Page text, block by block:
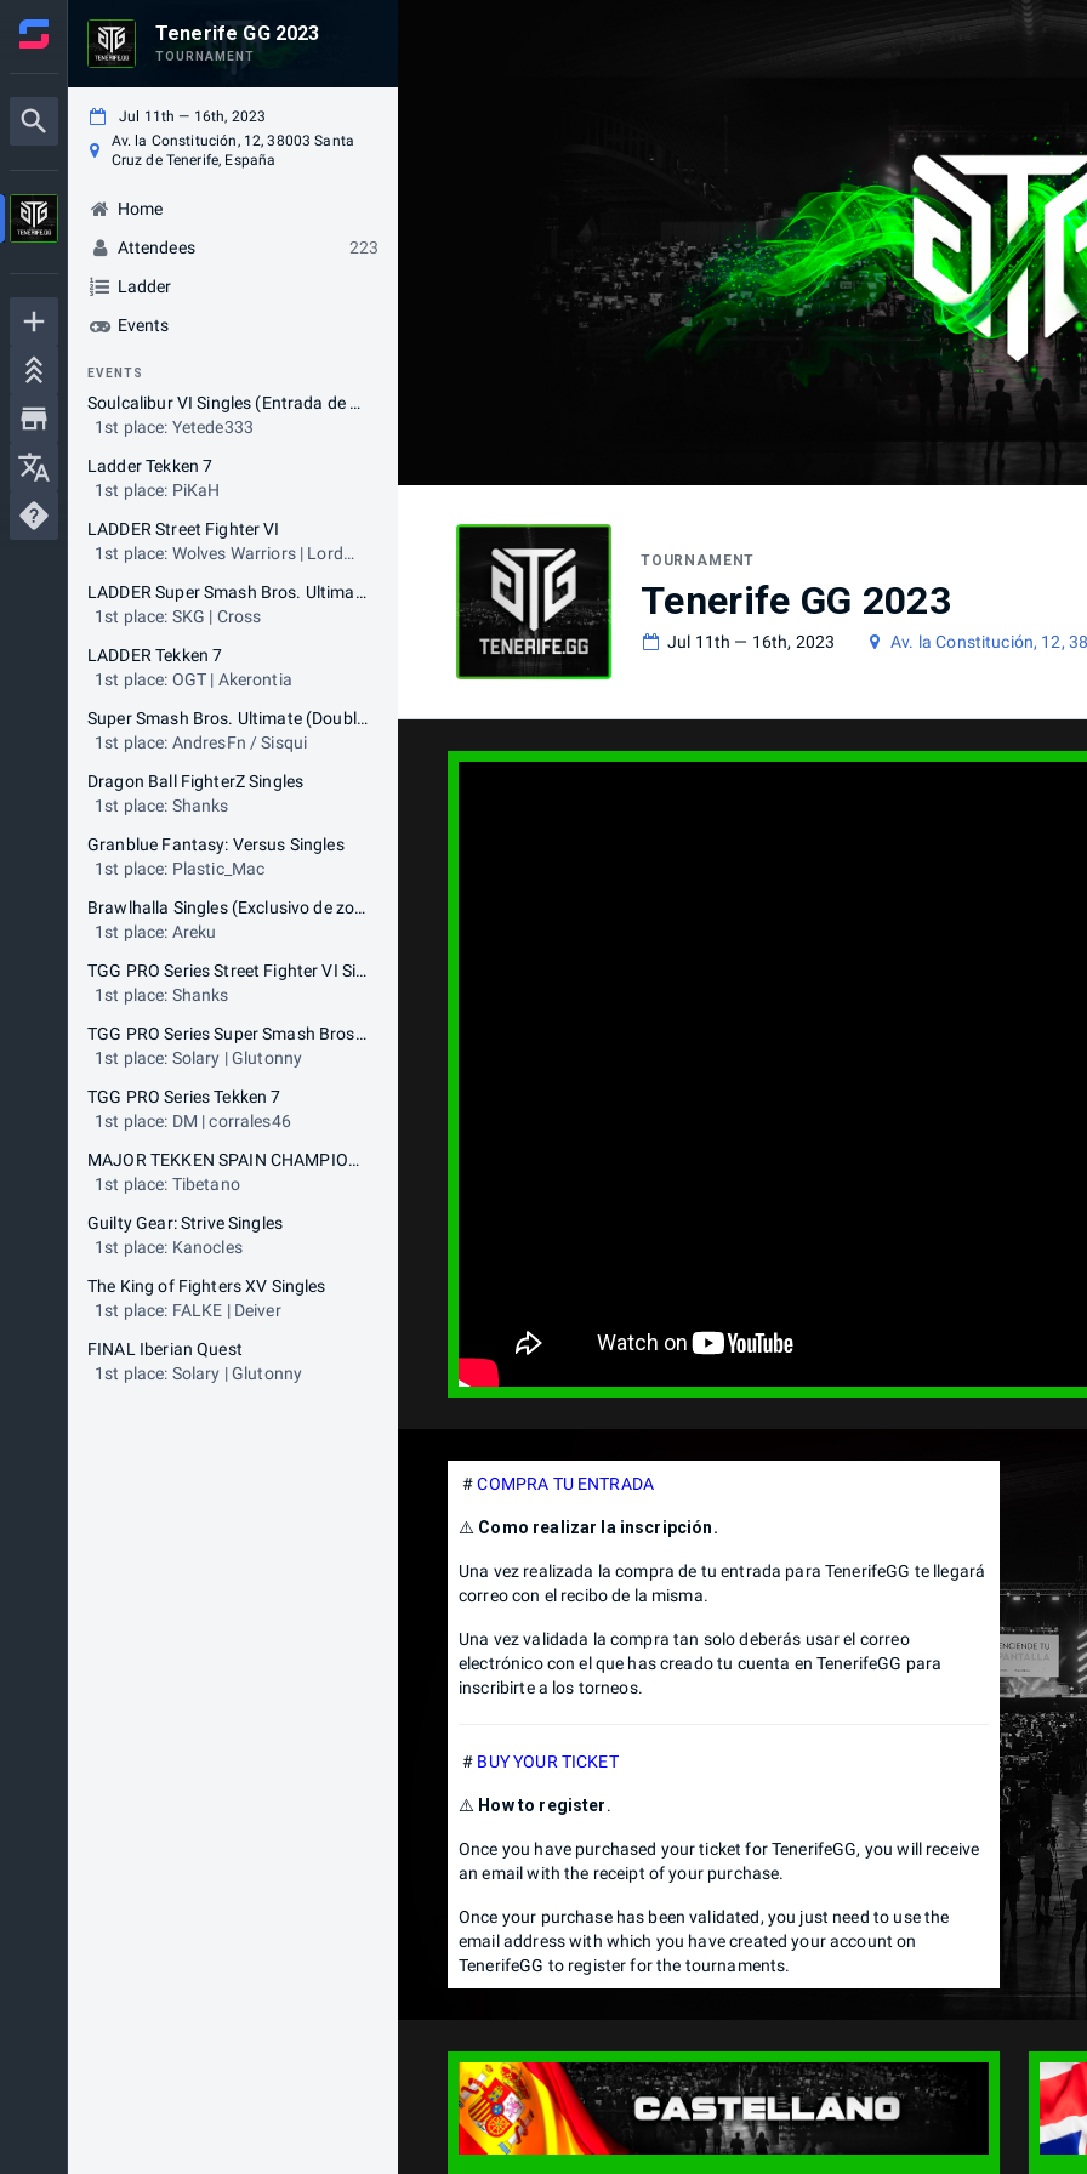
Tenerife GG 2023
TOURNAMENT
Jul 11th — 16th, 2023
Av. la Constitución, 12, 38003 Santa
Cruz de Tenerife, España
Home
Attendees
223
Ladder
Events
EVENTS
Soulcalibur VI Singles (Entrada de visitante)
1st place: Yetede333
Ladder Tekken 7
1st place: PiKaH
LADDER Street Fighter VI
1st place: Wolves Warriors | Lord
LADDER Super Smash Bros. Ultimate
1st place: SKG | Cross
LADDER Tekken 7
1st place: OGT | Akerontia
Super Smash Bros. Ultimate (Doubles)
1st place: AndresFn / Sisqui
Dragon Ball FighterZ Singles
1st place: Shanks
Granblue Fantasy: Versus Singles
1st place: Plastic_Mac
Brawlhalla Singles (Exclusivo de zona LAN)
1st place: Areku
TGG PRO Series Street Fighter VI Singles
1st place: Shanks
TGG PRO Series Super Smash Bros. Ultimate Singles
1st place: Solary | Glutonny
TGG PRO Series Tekken 7
1st place: DM | corrales46
MAJOR TEKKEN SPAIN CHAMPIONSHIP
1st place: Tibetano
Guilty Gear: Strive Singles
1st place: Kanocles
The King of Fighters XV Singles
1st place: FALKE | Deiver
FINAL Iberian Quest
1st place: Solary | Glutonny
TOURNAMENT
Tenerife GG 2023
Jul 11th — 16th, 2023 Av. la Constitución, 12,
#COMPRA TU ENTRADA
⚠️ Como realizar la inscripción.
Una vez realizada la compra de tu entrada para TenerifeGG te llegará
correo con el recibo de la misma.
Una vez validada la compra tan solo deberás usar el correo
electrónico con el que has creado tu cuenta en TenerifeGG para
inscribirte a los torneos.
# BUY YOUR TICKET
⚠️ How to register.
Once you have purchased your ticket for TenerifeGG, you will receive
an email with the receipt of your purchase.
Once your purchase has been validated, you just need to use the
email address with which you have created your account on
TenerifeGG to register for the tournaments.